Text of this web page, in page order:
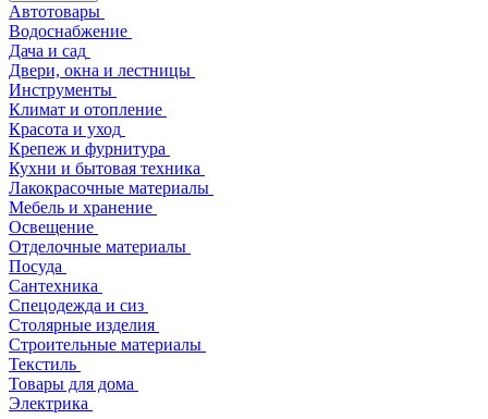
Автотовары
Водоснабжение
Дача и сад
Двери, окна и лестницы
Инструменты
Климат и отопление
Красота и уход
Крепеж и фурнитура
Кухни и бытовая техника
Лакокрасочные материалы
Мебель и хранение
Освещение
Отделочные материалы
Посуда
Сантехника
Спецодежда и сиз
Столярные изделия
Строительные материалы
Текстиль
Товары для дома
Электрика